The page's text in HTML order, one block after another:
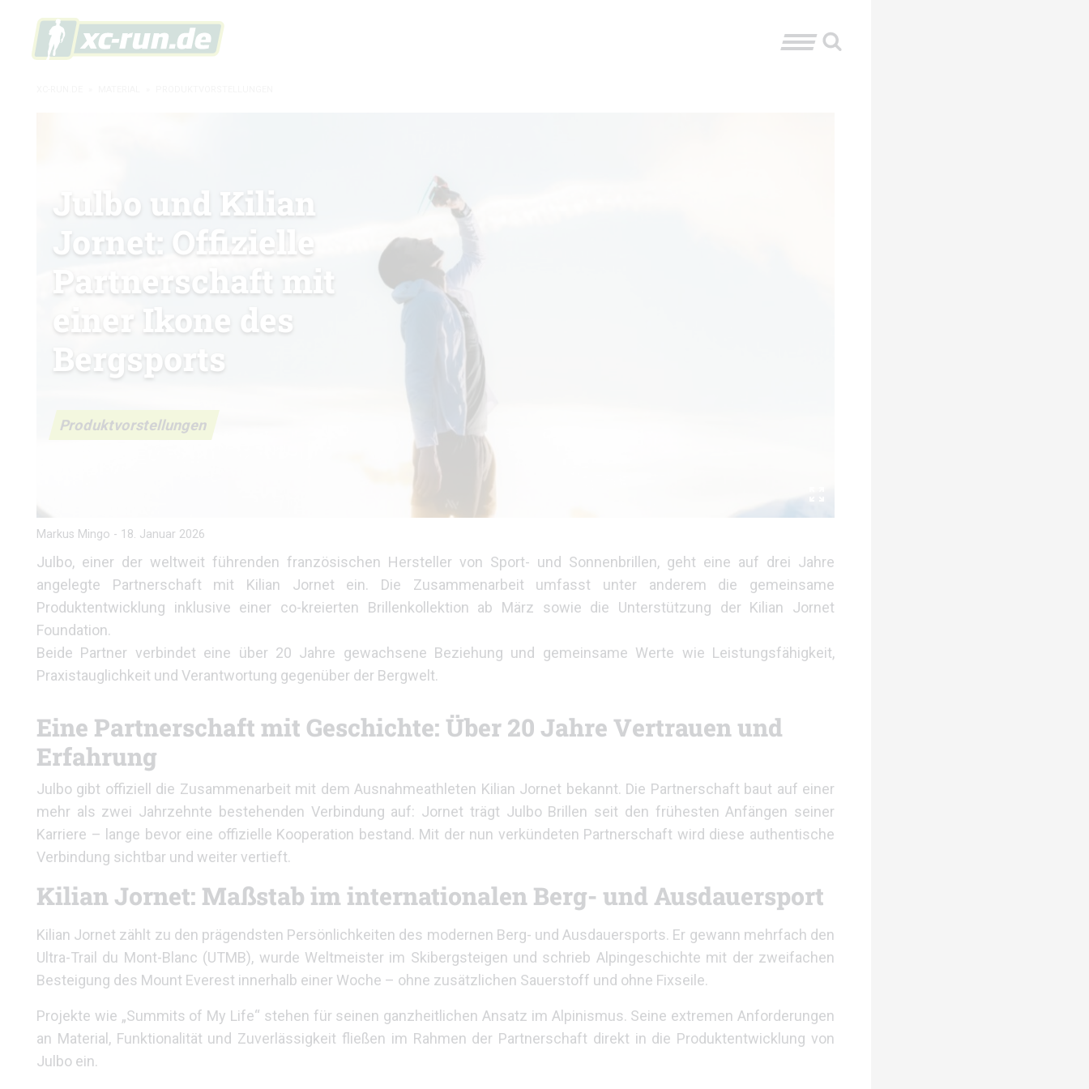
Produktvorstellungen
Julbo und Kilian
Jornet: Offizielle
Partnerschaft mit
einer Ikone des
Bergsports
Markus Mingo - 18. Januar 2026
Julbo, einer der weltweit führenden französischen Hersteller von Sport- und Sonnenbrillen, geht eine auf drei Jahre
angelegte Partnerschaft mit Kilian Jornet ein. Die Zusammenarbeit umfasst unter anderem die gemeinsame
Produktentwicklung inklusive einer co-kreierten Brillenkollektion ab März sowie die Unterstützung der Kilian Jornet
Foundation.
Beide Partner verbindet eine über 20 Jahre gewachsene Beziehung und gemeinsame Werte wie Leistungsfähigkeit,
Praxistauglichkeit und Verantwortung gegenüber der Bergwelt.
Eine Partnerschaft mit Geschichte: Über 20 Jahre Vertrauen und
Erfahrung
Julbo gibt offiziell die Zusammenarbeit mit dem Ausnahmeathleten Kilian Jornet bekannt. Die Partnerschaft baut auf einer
mehr als zwei Jahrzehnte bestehenden Verbindung auf: Jornet trägt Julbo Brillen seit den frühesten Anfängen seiner
Karriere – lange bevor eine offizielle Kooperation bestand. Mit der nun verkündeten Partnerschaft wird diese authentische
Verbindung sichtbar und weiter vertieft.
Kilian Jornet: Maßstab im internationalen Berg- und Ausdauersport
Kilian Jornet zählt zu den prägendsten Persönlichkeiten des modernen Berg- und Ausdauersports. Er gewann mehrfach den
Ultra-Trail du Mont-Blanc (UTMB), wurde Weltmeister im Skibergsteigen und schrieb Alpingeschichte mit der zweifachen
Besteigung des Mount Everest innerhalb einer Woche – ohne zusätzlichen Sauerstoff und ohne Fixseile.
Projekte wie „Summits of My Life“ stehen für seinen ganzheitlichen Ansatz im Alpinismus. Seine extremen Anforderungen
an Material, Funktionalität und Zuverlässigkeit fließen im Rahmen der Partnerschaft direkt in die Produktentwicklung von
Julbo ein.